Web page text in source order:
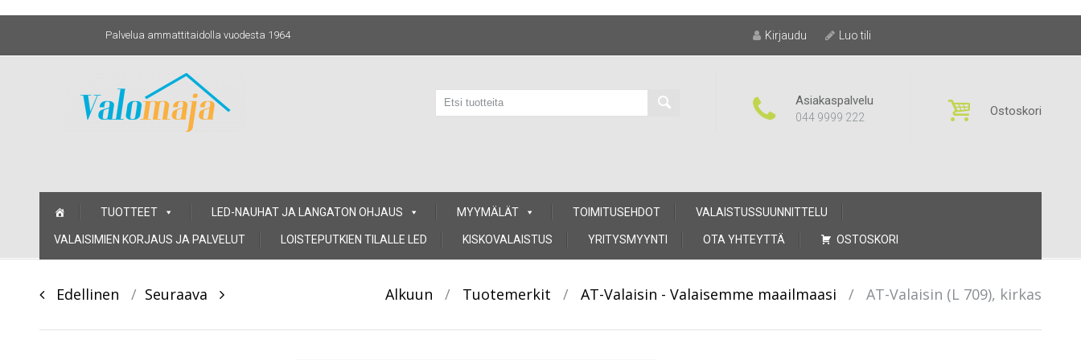
Palvelua ammattitaidolla vuodesta 1964 Kirjaudu Luo tili
Asiakaspalvelu
044 9999 222 Ostoskori
TUOTTEET LED-NAUHAT JA LANGATON OHJAUS MYYMÄLÄT TOIMITUSEHDOT VALAISTUSSUUNNITTELU
VALAISIMIEN KORJAUS JA PALVELUT LOISTEPUTKIEN TILALLE LED KISKOVALAISTUS YRITYSMYYNTI OTA YHTEYTTÄ OSTOSKORI
Post
Edellinen Seuraava Alkuun / Tuotemerkit / AT-Valaisin - Valaisemme maailmaasi / AT-Valaisin (L 709), kirkas